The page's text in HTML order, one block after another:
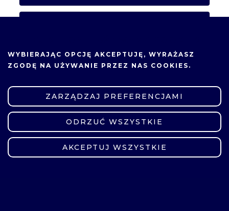
Materiały hybrydowe i napełniacze
Podstawy biotechnologii
Techniki charakteryzacji materiałów
WYBIERAJĄC OPCJĘ AKCEPTUJĘ , WYRAŻASZ
ZGODĘ NA UŻYWANIE PRZEZ NAS COOKIES.
ZARZĄDZAJ PREFERENCJAMI
ODRZUĆ WSZYSTKIE
AKCEPTUJ WSZYSTKIE
ZMIEŃ USTAWIENIA